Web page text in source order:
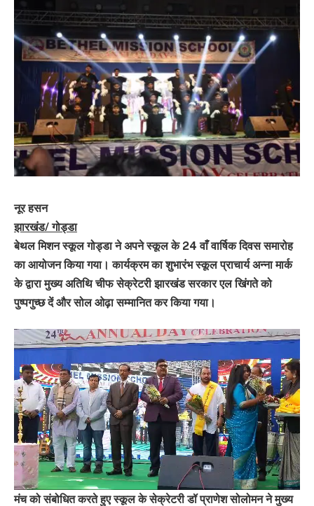
नूर हसन
झारखंड/ गोड्डा
बेथल मिशन स्कूल गोड्डा ने अपने स्कूल के 24 वाँ वार्षिक दिवस समारोह
का आयोजन किया गया। कार्यक्रम का शुभारंभ स्कूल प्राचार्य अन्ना मार्क
के द्वारा मुख्य अतिथि चीफ सेक्रेटरी झारखंड सरकार एल खिंगते को
पुष्पगुच्छ दें और सोल ओढ़ा सम्मानित कर किया गया।
मंच को संबोधित करते हुए स्कूल के सेक्रेटरी डॉ प्राणेश सोलोमन ने मुख्य